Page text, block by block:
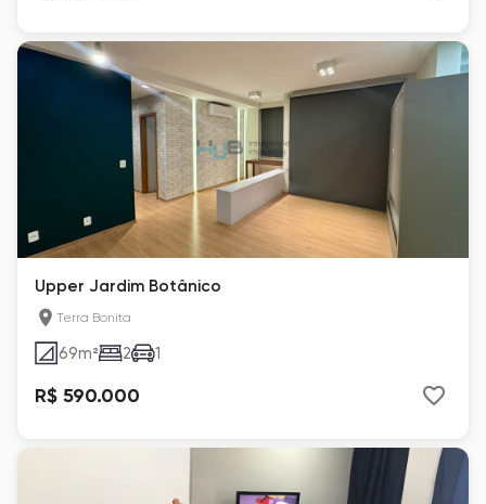
Upper Jardim Botânico
Terra Bonita
69m² 2 1
R$ 590.000